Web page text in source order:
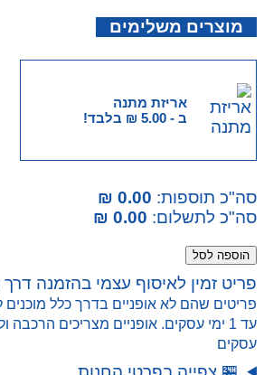
מוצרים משלימים
אריזת מתנה
ב -
₪ 5.00 בלבד!
סה"כ תוספות: 0.00 ₪
סה"כ לתשלום: 0.00 ₪
כמות
פוני
אינטראקטיבי
Pets
Alive
הוספה לסל
פריט זמין לאיסוף עצמי בהזמנה
פריטים שהם לא אופניים בדרך כלל מוכנים
עסקים